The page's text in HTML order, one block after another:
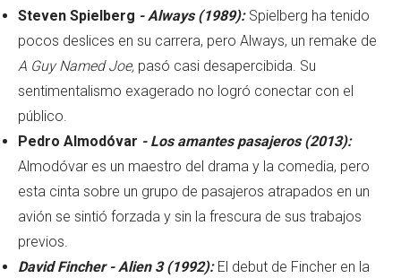
Steven Spielberg - Always (1989): Spielberg ha tenido
pocos deslices en su carrera, pero Always, un remake de
A Guy Named Joe, pasó casi desapercibida. Su
sentimentalismo exagerado no logró conectar con el
público.
Pedro Almodóvar - Los amantes pasajeros (2013):
Almodóvar es un maestro del drama y la comedia, pero
esta cinta sobre un grupo de pasajeros atrapados en un
avión se sintió forzada y sin la frescura de sus trabajos
previos.
David Fincher - Alien 3 (1992): El debut de Fincher en la